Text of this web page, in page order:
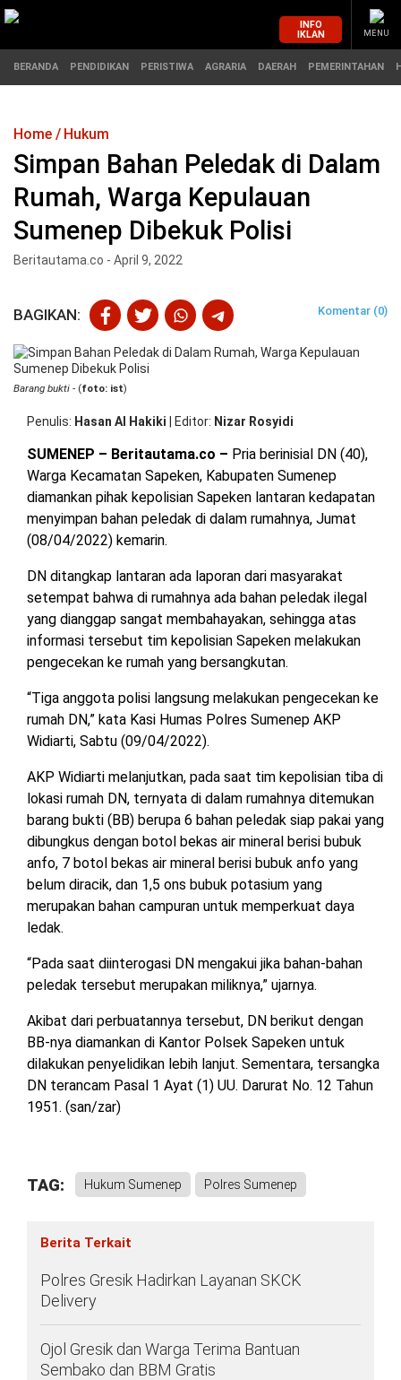
MASUK
BERANDA
PERISTIWA
PEMERINTAHAN
OPINI
PENDIDIKAN
HUKUM
PENDIDIKAN
HIBURAN
BERITABARU.CO
KABARBARU.CO
SERIKATNEWS.COM
PEWARTANUSANTARA.COM
LANGGAR.CO
JOBNAS.COM
SURAU.CO
REDAKSI
TENTANG
KERJASAMA
PEDOMAN
CYBER
INFO
IKLAN
MENU
BERANDA PENDIDIKAN PERISTIWA AGRARIA DAERAH PEMERINTAHAN
Home Hukum
Simpan Bahan Peledak di Dalam
Rumah, Warga Kepulauan
Sumenep Dibekuk Polisi
Beritautama.co - April 9, 2022
BAGIKAN: Komentar (0)
Barang bukti - (foto: ist)
Penulis Hasan Al Hakiki Editor Nizar Rosyidi
SUMENEP – Beritautama.co – Pria berinisial DN (40),
Warga Kecamatan Sapeken, Kabupaten Sumenep
diamankan pihak kepolisian Sapeken lantaran kedapatan
menyimpan bahan peledak di dalam rumahnya, Jumat
(08/04/2022) kemarin.
DN ditangkap lantaran ada laporan dari masyarakat
setempat bahwa di rumahnya ada bahan peledak ilegal
yang dianggap sangat membahayakan, sehingga atas
informasi tersebut tim kepolisian Sapeken melakukan
pengecekan ke rumah yang bersangkutan.
“Tiga anggota polisi langsung melakukan pengecekan ke
rumah DN,” kata Kasi Humas Polres Sumenep AKP
Widiarti, Sabtu (09/04/2022).
AKP Widiarti melanjutkan, pada saat tim kepolisian tiba di
lokasi rumah DN, ternyata di dalam rumahnya ditemukan
barang bukti (BB) berupa 6 bahan peledak siap pakai yang
dibungkus dengan botol bekas air mineral berisi bubuk
anfo, 7 botol bekas air mineral berisi bubuk anfo yang
belum diracik, dan 1,5 ons bubuk potasium yang
merupakan bahan campuran untuk memperkuat daya
ledak.
“Pada saat diinterogasi DN mengakui jika bahan-bahan
peledak tersebut merupakan miliknya,” ujarnya.
Akibat dari perbuatannya tersebut, DN berikut dengan
BB-nya diamankan di Kantor Polsek Sapeken untuk
dilakukan penyelidikan lebih lanjut. Sementara, tersangka
DN terancam Pasal 1 Ayat (1) UU. Darurat No. 12 Tahun
1951. (san/zar)
TAG: Hukum Sumenep Polres Sumenep
Berita Terkait
Polres Gresik Hadirkan Layanan SKCK
Delivery
Ojol Gresik dan Warga Terima Bantuan
Sembako dan BBM Gratis